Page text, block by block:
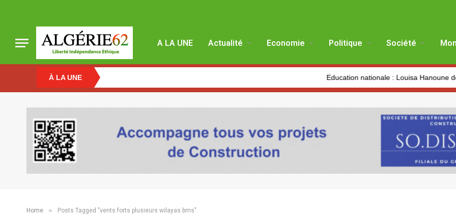
A LA UNE Actualité Economie Politique Société
À LA UNE Education nationale : Louisa Hanoune dénonce les
Home » Posts Tagged "vents forts plusieurs wilayas bms"